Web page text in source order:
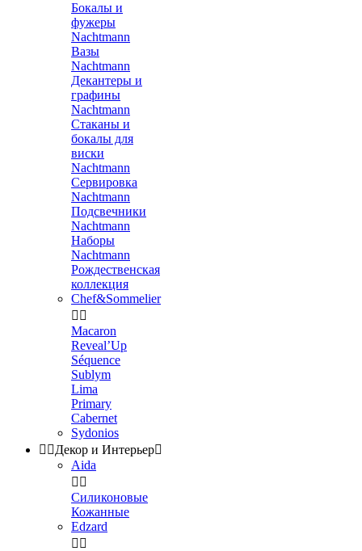
Бокалы и
фужеры
Nachtmann
Вазы
Nachtmann
Декантеры и
графины
Nachtmann
Стаканы и
бокалы для
виски
Nachtmann
Сервировка
Nachtmann
Подсвечники
Nachtmann
Наборы
Nachtmann
Рождественская
коллекция
Chef&Sommelier
 
Macaron
Reveal’Up
Séquence
Sublym
Lima
Primary
Cabernet
Sydonios
 Декор и Интерьер
Aida
 
Силиконовые
Кожанные
Edzard
 